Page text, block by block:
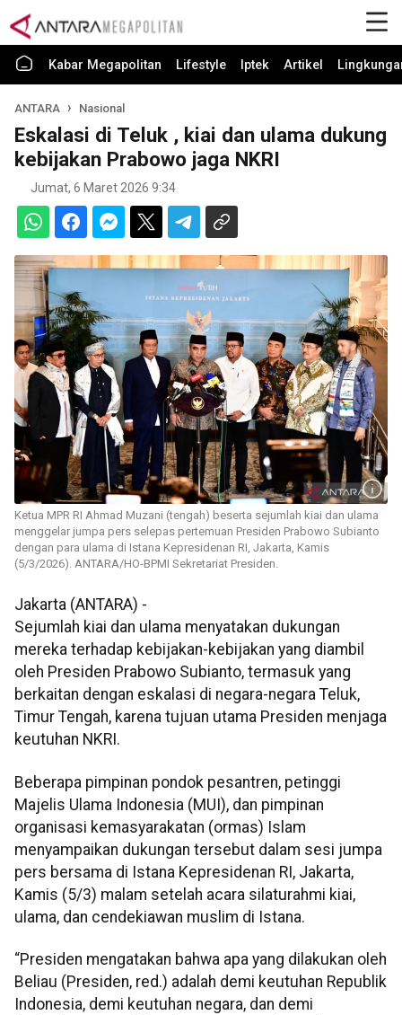
Kabar Megapolitan Lifestyle Iptek Artikel
ANTARA Nasional
Eskalasi di Teluk , kiai dan ulama dukung
kebijakan Prabowo jaga NKRI
Jumat, 6 Maret 2026 9:34
Ketua MPR RI Ahmad Muzani (tengah) beserta sejumlah kiai dan ulama
menggelar jumpa pers selepas pertemuan Presiden Prabowo Subianto
dengan para ulama di Istana Kepresidenan RI, Jakarta, Kamis
(5/3/2026). ANTARA/HO-BPMI Sekretariat Presiden.
Jakarta (ANTARA) -
Sejumlah kiai dan ulama menyatakan dukungan
mereka terhadap kebijakan-kebijakan yang diambil
oleh Presiden Prabowo Subianto, termasuk yang
berkaitan dengan eskalasi di negara-negara Teluk,
Timur Tengah, karena tujuan utama Presiden menjaga
keutuhan NKRI.
Beberapa pimpinan pondok pesantren, petinggi
Majelis Ulama Indonesia (MUI), dan pimpinan
organisasi kemasyarakatan (ormas) Islam
menyampaikan dukungan tersebut dalam sesi jumpa
pers bersama di Istana Kepresidenan RI, Jakarta,
Kamis (5/3) malam setelah acara silaturahmi kiai,
ulama, dan cendekiawan muslim di Istana.
“Presiden mengatakan bahwa apa yang dilakukan oleh
Beliau (Presiden, red.) adalah demi keutuhan Republik
Indonesia, demi keutuhan negara, dan demi